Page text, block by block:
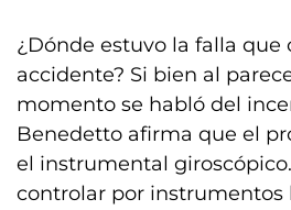
¿Dónde estuvo la falla que
accidente? Si bien al
momento se habló del
Benedetto afirma que el
el instrumental
controlar por instrumentos